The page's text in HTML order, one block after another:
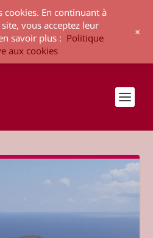
cookies. En continuant à
vous acceptez leur
savoir plus : Politique
aux cookies
+